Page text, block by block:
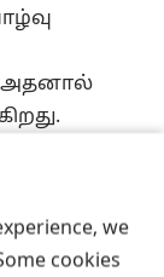
we
cookies
அதனால்
அதனால்